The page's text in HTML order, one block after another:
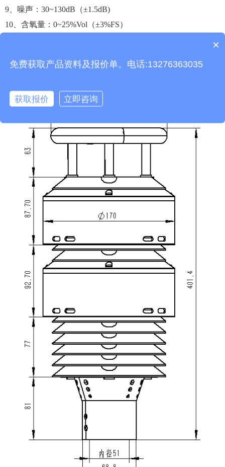
9、噪声：30~130dB（±1.5dB)
10、含氧量：0~25%Vol（±3%FS）
11、生产企业具有ISO9001质量管理体系认证和计算机软件注
产品包含安装吗？
质保时间是多久？
×
免费获取产品资料及报价单。电话:13276363035
获取报价 立即咨询